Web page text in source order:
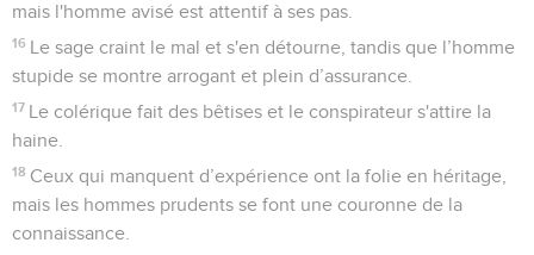
mais l'homme avisé est attentif à ses pas.
16 Le sage craint le mal et s'en détourne, tandis que l’homme
stupide se montre arrogant et plein d’assurance.
17 Le colérique fait des bêtises et le conspirateur s'attire la
haine.
18 Ceux qui manquent d’expérience ont la folie en héritage,
mais les hommes prudents se font une couronne de la
connaissance.